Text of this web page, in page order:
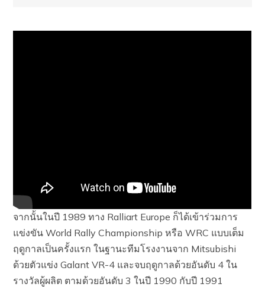
จากนั้นในปี 1989 ทาง Ralliart Europe ก็ได้เข้าร่วมการ
แข่งขัน World Rally Championship หรือ WRC แบบเต็ม
ฤดูกาลเป็นครั้งแรก ในฐานะทีมโรงงานจาก Mitsubishi
ด้วยตัวแข่ง Galant VR-4 และจบฤดูกาลด้วยอันดับ 4 ใน
รางวัลผู้ผลิต ตามด้วยอันดับ 3 ในปี 1990 กับปี 1991